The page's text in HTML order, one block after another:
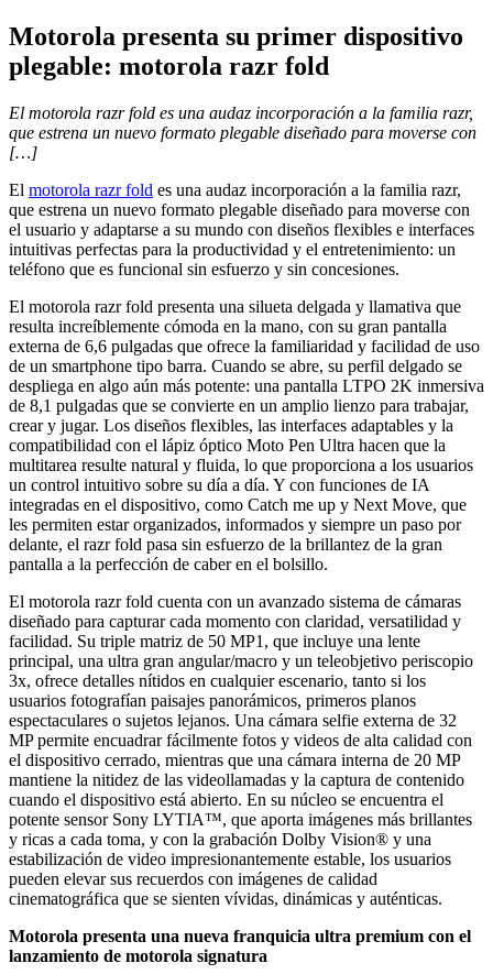
Motorola presenta su primer dispositivo
plegable: motorola razr fold
El motorola razr fold es una audaz incorporación a la familia razr,
que estrena un nuevo formato plegable diseñado para moverse con
[…]
El motorola razr fold es una audaz incorporación a la familia razr,
que estrena un nuevo formato plegable diseñado para moverse con
el usuario y adaptarse a su mundo con diseños flexibles e interfaces
intuitivas perfectas para la productividad y el entretenimiento: un
teléfono que es funcional sin esfuerzo y sin concesiones.
El motorola razr fold presenta una silueta delgada y llamativa que
resulta increíblemente cómoda en la mano, con su gran pantalla
externa de 6,6 pulgadas que ofrece la familiaridad y facilidad de uso
de un smartphone tipo barra. Cuando se abre, su perfil delgado se
despliega en algo aún más potente: una pantalla LTPO 2K inmersiva
de 8,1 pulgadas que se convierte en un amplio lienzo para trabajar,
crear y jugar. Los diseños flexibles, las interfaces adaptables y la
compatibilidad con el lápiz óptico Moto Pen Ultra hacen que la
multitarea resulte natural y fluida, lo que proporciona a los usuarios
un control intuitivo sobre su día a día. Y con funciones de IA
integradas en el dispositivo, como Catch me up y Next Move, que
les permiten estar organizados, informados y siempre un paso por
delante, el razr fold pasa sin esfuerzo de la brillantez de la gran
pantalla a la perfección de caber en el bolsillo.
El motorola razr fold cuenta con un avanzado sistema de cámaras
diseñado para capturar cada momento con claridad, versatilidad y
facilidad. Su triple matriz de 50 MP1, que incluye una lente
principal, una ultra gran angular/macro y un teleobjetivo periscopio
3x, ofrece detalles nítidos en cualquier escenario, tanto si los
usuarios fotografían paisajes panorámicos, primeros planos
espectaculares o sujetos lejanos. Una cámara selfie externa de 32
MP permite encuadrar fácilmente fotos y videos de alta calidad con
el dispositivo cerrado, mientras que una cámara interna de 20 MP
mantiene la nitidez de las videollamadas y la captura de contenido
cuando el dispositivo está abierto. En su núcleo se encuentra el
potente sensor Sony LYTIA™, que aporta imágenes más brillantes
y ricas a cada toma, y con la grabación Dolby Vision® y una
estabilización de video impresionantemente estable, los usuarios
pueden elevar sus recuerdos con imágenes de calidad
cinematográfica que se sienten vívidas, dinámicas y auténticas.
Motorola presenta una nueva franquicia ultra premium con el
lanzamiento de motorola signatura